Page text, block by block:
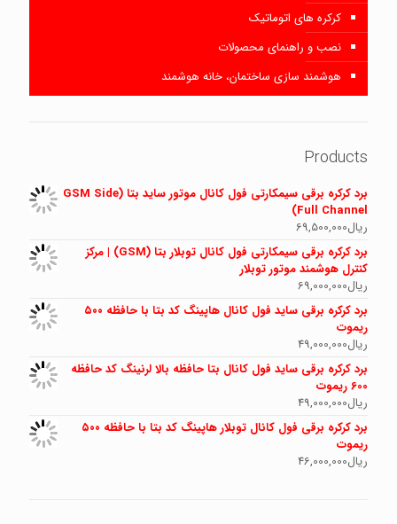
کرکره های اتوماتیک
نصب و راهنمای محصولات
هوشمند سازی ساختمان، خانه هوشمند
Products
برد کرکره برقی سیمکارتی فول کانال موتور ساید بتا (GSM Side
Full Channel)
ریال69,500,000
برد کرکره برقی سیمکارتی فول کانال توبلار بتا (GSM) | مرکز
کنترل هوشمند موتور توبلار
ریال69,000,000
برد کرکره برقی ساید فول کانال هاپینگ کد بتا با حافظه ۵۰۰
ریموت
ریال49,000,000
برد کرکره برقی ساید فول کانال بتا حافظه بالا لرنینگ کد حافظه
600 ریموت
ریال49,000,000
برد کرکره برقی فول کانال توبلار هاپینگ کد بتا با حافظه ۵۰۰
ریموت
ریال46,000,000